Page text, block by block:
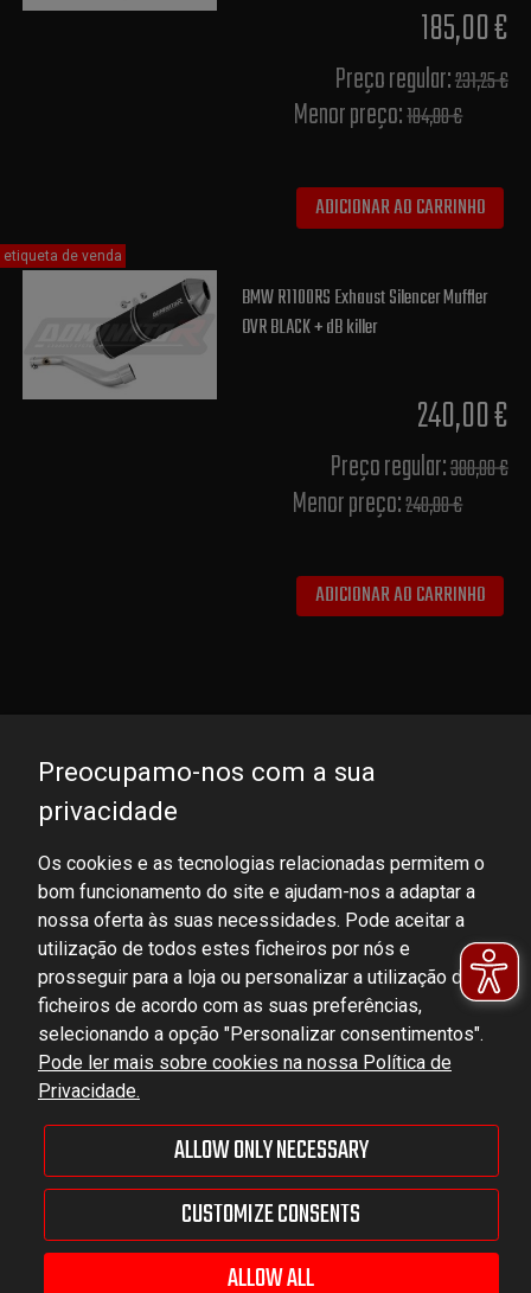
185,00 €
Preço regular:231,25 €
Menor preço:184,00 €
ADICIONAR AO CARRINHO
BMW R1100RS Exhaust Silencer Muffler
OVR BLACK + dB killer
240,00 €
Preço regular:300,00 €
Menor preço:240,00 €
ADICIONAR AO CARRINHO
etiqueta de venda
DOMINATOR GROUP Sp. z o.o.
Ludowa 59, 43-514 Kaniów, POLAND
VAT ID No.: 6521751083
dominator@dominator.pl
© Copyright 2022 | Dominator Group Sp. z o. o.
VEJA A VERSÃO COMPLETA DO SITE
Preocupamo-nos com a sua
privacidade
Os cookies e as tecnologias relacionadas permitem o
bom funcionamento do site e ajudam-nos a adaptar a
nossa oferta às suas necessidades. Pode aceitar a
utilização de todos estes ficheiros por nós e
prosseguir para a loja ou personalizar a utilização dos
ficheiros de acordo com as suas preferências,
selecionando a opção "Personalizar consentimentos".
Pode ler mais sobre cookies na nossa Política de
Privacidade.
ALLOW ONLY NECESSARY
CUSTOMIZE CONSENTS
ALLOW ALL